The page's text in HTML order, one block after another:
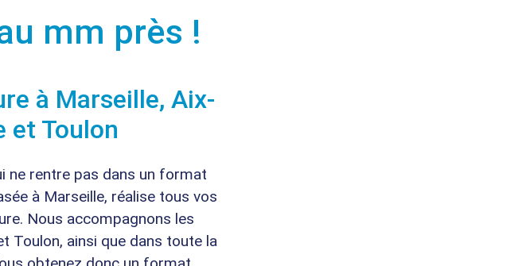
mm près !
à Marseille, Aix-
et Toulon
ne rentre pas dans un format
à Marseille, réalise tous vos
Nous accompagnons les
Toulon, ainsi que dans toute la